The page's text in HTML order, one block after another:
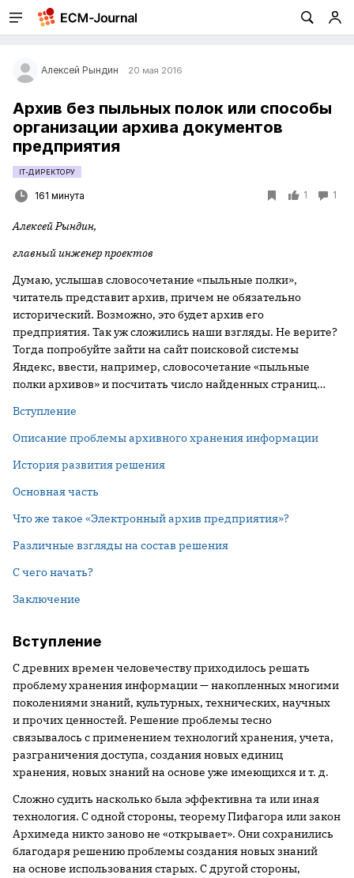
Алексей Рындин 20 мая 2016
Архив без пыльных полок или способы
организации архива документов
предприятия
IT-ДИРЕКТОРУ
161 минута 1 1
Алексей Рындин,
главный инженер проектов
Думаю, услышав словосочетание «пыльные полки»,
читатель представит архив, причем не обязательно
исторический. Возможно, это будет архив его
предприятия. Так уж сложились наши взгляды. Не верите?
Тогда попробуйте зайти на сайт поисковой системы
Яндекс, ввести, например, словосочетание «пыльные
полки архивов» и посчитать число найденных страниц…
Вступление
Описание проблемы архивного хранения информации
История развития решения
Основная часть
Что же такое «Электронный архив предприятия»?
Различные взгляды на состав решения
С чего начать?
Заключение
Вступление
С древних времен человечеству приходилось решать
проблему хранения информации — накопленных многими
поколениями знаний, культурных, технических, научных
и прочих ценностей. Решение проблемы тесно
связывалось с применением технологий хранения, учета,
разграничения доступа, создания новых единиц
хранения, новых знаний на основе уже имеющихся и т. д.
Сложно судить насколько была эффективна та или иная
технология. С одной стороны, теорему Пифагора или закон
Архимеда никто заново не «открывает». Они сохранились
благодаря решению проблемы создания новых знаний
на основе использования старых. С другой стороны,